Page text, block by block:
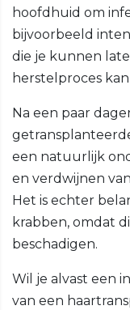
hoofdhuid om
bijvoorbeeld
die je kunnen
herstelproces
Na een paar
een natuurlijk
en verdwijnen
Het is echter
krabben, omdat
beschadigen.
Wil je alvast een
van een